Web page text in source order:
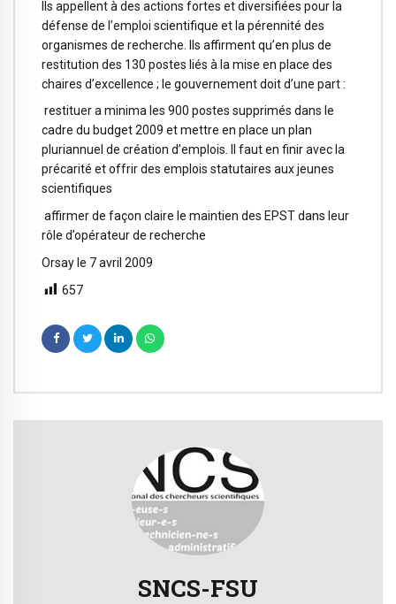
Ils appellent à des actions fortes et diversifiées pour la
défense de l’emploi scientifique et la pérennité des
organismes de recherche. Ils affirment qu’en plus de
restitution des 130 postes liés à la mise en place des
chaires d’excellence ; le gouvernement doit d’une part :
restituer a minima les 900 postes supprimés dans le
cadre du budget 2009 et mettre en place un plan
pluriannuel de création d’emplois. Il faut en finir avec la
précarité et offrir des emplois statutaires aux jeunes
scientifiques
affirmer de façon claire le maintien des EPST dans leur
rôle d’opérateur de recherche
Orsay le 7 avril 2009
657
SNCS-FSU